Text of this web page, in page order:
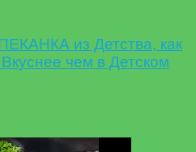
из Детства, как
чем в Детском